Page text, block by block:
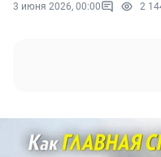
3 июня 2026, 00:00 2